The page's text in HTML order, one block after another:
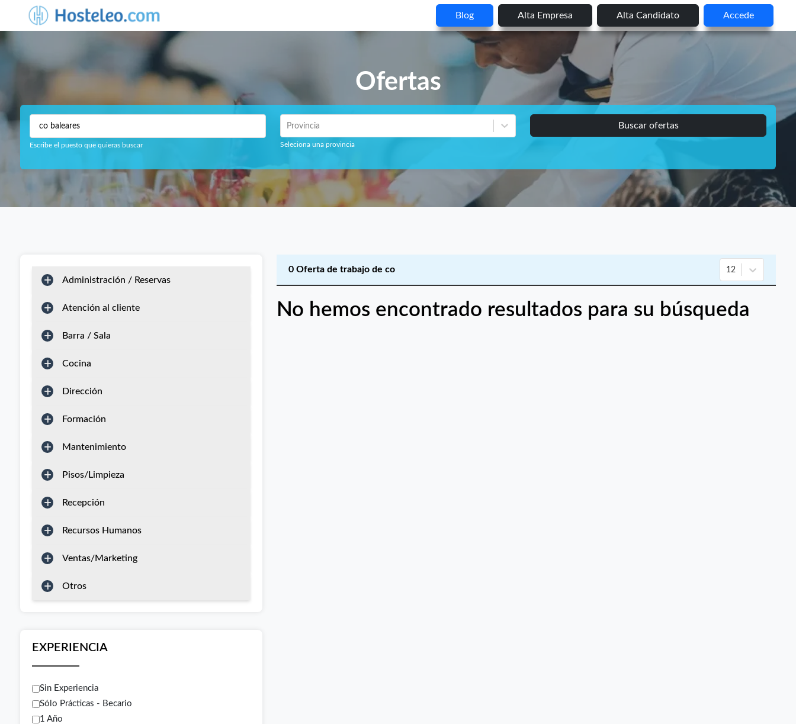
Blog Alta Empresa Alta Candidato Accede
Ofertas
Escribe el puesto que quieras buscar
Provincia
Seleciona una provincia
Buscar ofertas
Administración / Reservas
Atención al cliente
Barra / Sala
Cocina
Dirección
Formación
Mantenimiento
Pisos/Limpieza
Recepción
Recursos Humanos
Ventas/Marketing
Otros
EXPERIENCIA
Sin Experiencia
Sólo Prácticas - Becario
1 Año
0 Oferta de trabajo de co 12
No hemos encontrado resultados para su búsqueda